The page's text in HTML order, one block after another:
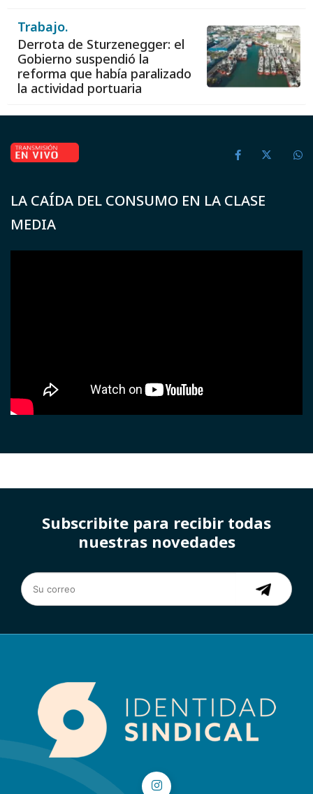
Trabajo.
Derrota de Sturzenegger: el
Gobierno suspendió la
reforma que había paralizado
la actividad portuaria
LA CAÍDA DEL CONSUMO EN LA CLASE
MEDIA
Subscribite para recibir todas
nuestras novedades